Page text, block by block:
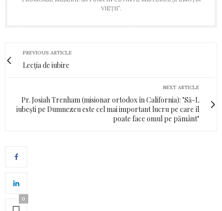
VIEȚII”.
PREVIOUS ARTICLE
Lecția de iubire
NEXT ARTICLE
Pr. Josiah Trenham (misionar ortodox în California): "Să-L
iubești pe Dumnezeu este cel mai important lucru pe care îl
poate face omul pe pământ"
0